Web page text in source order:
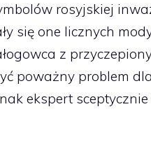
rosyjskiej
się one licznych
z
poważny problem
ekspert